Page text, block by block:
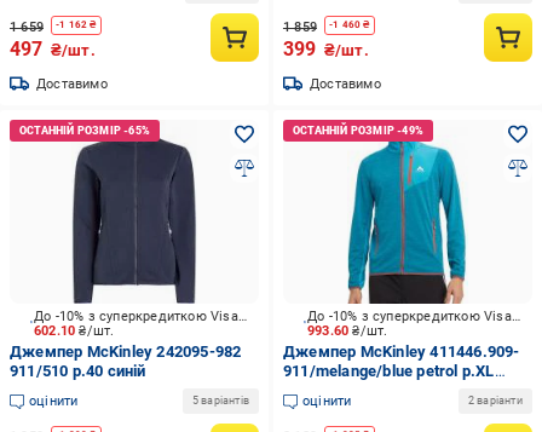
1 659 -1 162 ₴
497 ₴/шт.
Доставимо
1 859 -1 460 ₴
399 ₴/шт.
Доставимо
602.10₴/шт.
До -10% з суперкредиткою Visa Вигода
Джемпер McKinley 242095-982
911/510 р.40 синій
оцінити 5 варіантів
993.60₴/шт.
До -10% з суперкредиткою Visa Вигода
Джемпер McKinley 411446.909-
911/melange/blue petrol р.XL
бірюзовий
оцінити 2 варіанти